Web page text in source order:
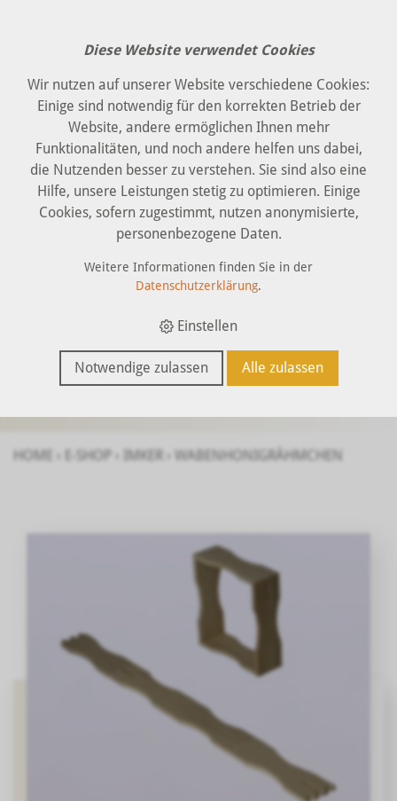
IMKER GARTEN
HOME › E-SHOP › IMKER › WABENHONIGRÄHMCHEN
Diese Website verwendet Cookies
Wir nutzen auf unserer Website verschiedene Cookies:
Einige sind notwendig für den korrekten Betrieb der
Website, andere ermöglichen Ihnen mehr
Funktionalitäten, und noch andere helfen uns dabei,
die Nutzenden besser zu verstehen. Sie sind also eine
Hilfe, unsere Leistungen stetig zu optimieren. Einige
Cookies, sofern zugestimmt, nutzen anonymisierte,
personenbezogene Daten.
Weitere Informationen finden Sie in der
Datenschutzerklärung.
Einstellen
Notwendige zulassen Alle zulassen